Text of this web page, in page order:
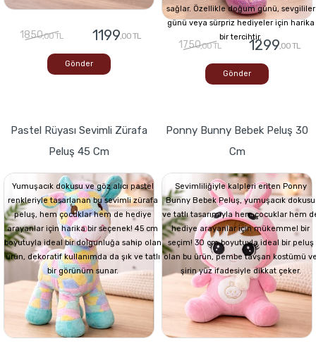
1850,00 TL 1199,00 TL
Gönder
sağlar. Özellikle doğum günü, sevgililer
günü veya sürpriz hediyeler için harika
bir tercihtir.
1750,00 TL 1299,00 TL
Gönder
Pastel Rüyası Sevimli Zürafa
Peluş 45 Cm
Yumuşacık dokusu ve göz alıcı pastel
renkleriyle tasarlanan bu sevimli zürafa
peluş, hem çocuklar hem de hediye
arayanlar için harika bir seçenek! 45 cm
boyutuyla ideal bir dolgunluğa sahip olan
ürün, dekoratif kullanımda da şık ve tatlı
bir görünüm sunar.
Ponny Bunny Bebek Peluş 30
Cm
Sevimliliğiyle kalpleri eriten Ponny
Bunny Bebek Peluş, yumuşacık dokusu
ve tatlı tasarımıyla hem çocuklar hem
hediye arayanlar için mükemmel bir
seçim! 30 cm boyutuyla ideal bir peluş
olan bu ürün, pembe tavşan kostümü
şirin yüz ifadesiyle dikkat çeker.